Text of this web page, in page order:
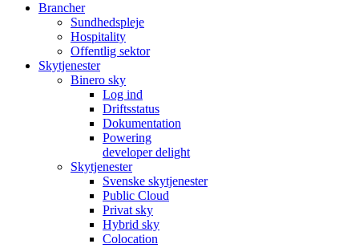
Brancher
Sundhedspleje
Hospitality
Offentlig sektor
Skytjenester
Binero sky
Log ind
Driftsstatus
Dokumentation
Powering
developer delight
Skytjenester
Svenske skytjenester
Public Cloud
Privat sky
Hybrid sky
Colocation